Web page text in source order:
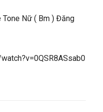
Tone Nữ ( Bm ) Đăng